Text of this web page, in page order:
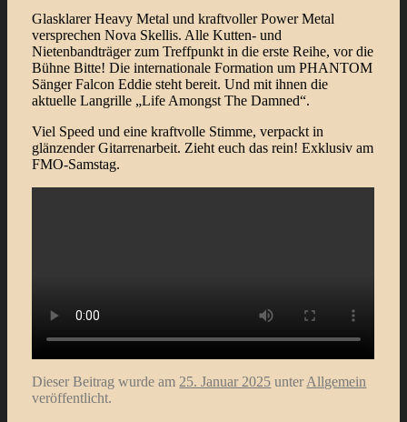
Glasklarer Heavy Metal und kraftvoller Power Metal
versprechen Nova Skellis. Alle Kutten- und
Nietenbandträger zum Treffpunkt in die erste Reihe, vor die
Bühne Bitte! Die internationale Formation um PHANTOM
Sänger Falcon Eddie steht bereit. Und mit ihnen die
aktuelle Langrille „Life Amongst The Damned“.
Viel Speed und eine kraftvolle Stimme, verpackt in
glänzender Gitarrenarbeit. Zieht euch das rein! Exklusiv am
FMO-Samstag.
Dieser Beitrag wurde am 25. Januar 2025 unter Allgemein
veröffentlicht.